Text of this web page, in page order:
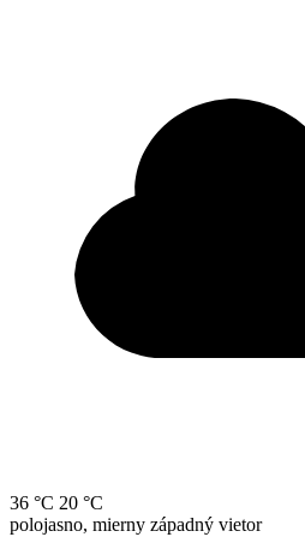
36 °C 20 °C
polojasno, mierny západný vietor